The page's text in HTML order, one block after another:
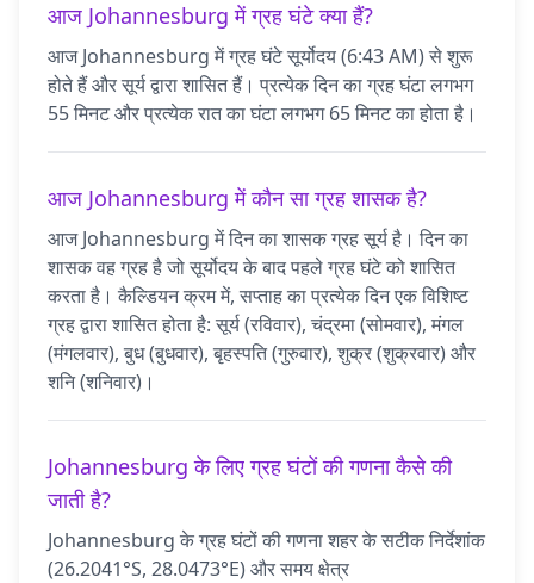
आज Johannesburg में ग्रह घंटे क्या हैं?
आज Johannesburg में ग्रह घंटे सूर्योदय (6:43 AM) से शुरू
होते हैं और सूर्य द्वारा शासित हैं। प्रत्येक दिन का ग्रह घंटा लगभग
55 मिनट और प्रत्येक रात का घंटा लगभग 65 मिनट का होता है।
आज Johannesburg में कौन सा ग्रह शासक है?
आज Johannesburg में दिन का शासक ग्रह सूर्य है। दिन का
शासक वह ग्रह है जो सूर्योदय के बाद पहले ग्रह घंटे को शासित
करता है। कैल्डियन क्रम में, सप्ताह का प्रत्येक दिन एक विशिष्ट
ग्रह द्वारा शासित होता है: सूर्य (रविवार), चंद्रमा (सोमवार), मंगल
(मंगलवार), बुध (बुधवार), बृहस्पति (गुरुवार), शुक्र (शुक्रवार) और
शनि (शनिवार)।
Johannesburg के लिए ग्रह घंटों की गणना कैसे की
जाती है?
Johannesburg के ग्रह घंटों की गणना शहर के सटीक निर्देशांक
(26.2041°S, 28.0473°E) और समय क्षेत्र